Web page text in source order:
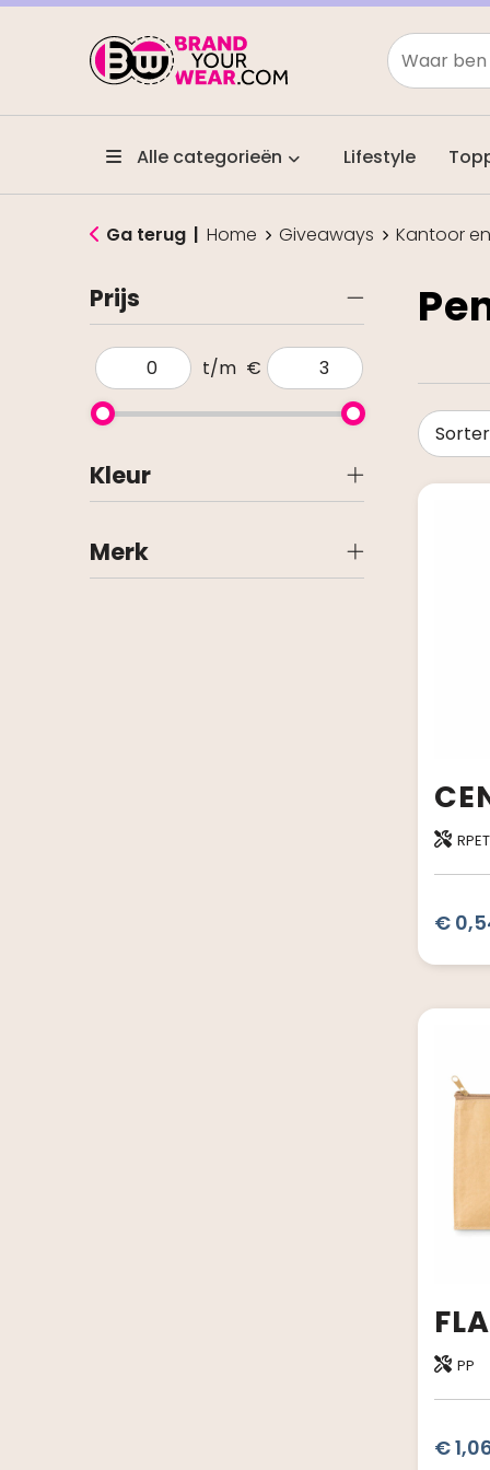
Alle categorieën Lifestyle
Ga terug | Home Giveaways Kantoor
Prijs
t/m €
Kleur
Merk
RPET
€
PP
€